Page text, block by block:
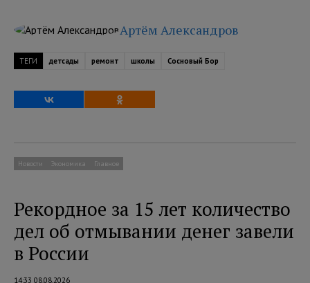
Артём Александров
ТЕГИ детсады ремонт школы Сосновый Бор
Новости Экономика Главное
Рекордное за 15 лет количество
дел об отмывании денег завели
в России
14:33 08.08.2026